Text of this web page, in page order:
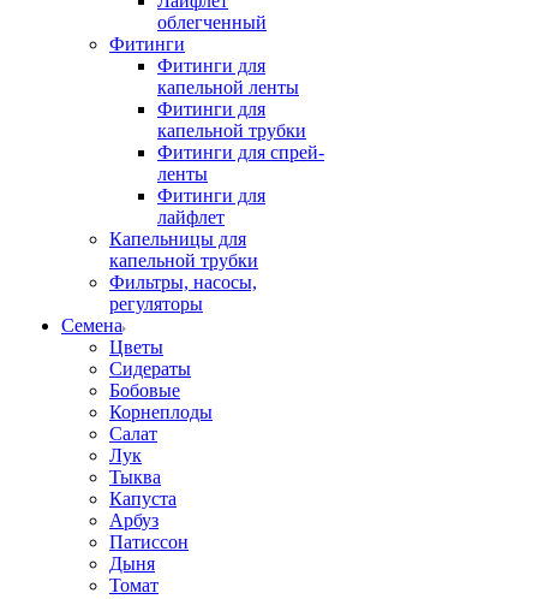
облегченный
Фитинги
Фитинги для
капельной ленты
Фитинги для
капельной трубки
Фитинги для спрей-
ленты
Фитинги для
лайфлет
Капельницы для
капельной трубки
Фильтры, насосы,
регуляторы
Семена
Цветы
Сидераты
Бобовые
Корнеплоды
Салат
Лук
Тыква
Капуста
Арбуз
Патиссон
Дыня
Томат